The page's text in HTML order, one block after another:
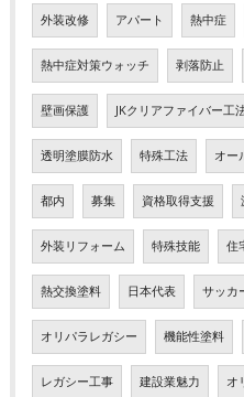
外装改修 アパート 熱中症
熱中症対策ウォッチ 剥落防止
壁画保護 JKクリアファイバー工
透明塗膜防水 特殊工法 オー
都内 募集 資格取得支援
外装リフォーム 特殊技能 住
熱交換塗料 日本代表 サッカ
オリパラレガシー 機能性塗料
レガシー工事 建設業魅力 オ